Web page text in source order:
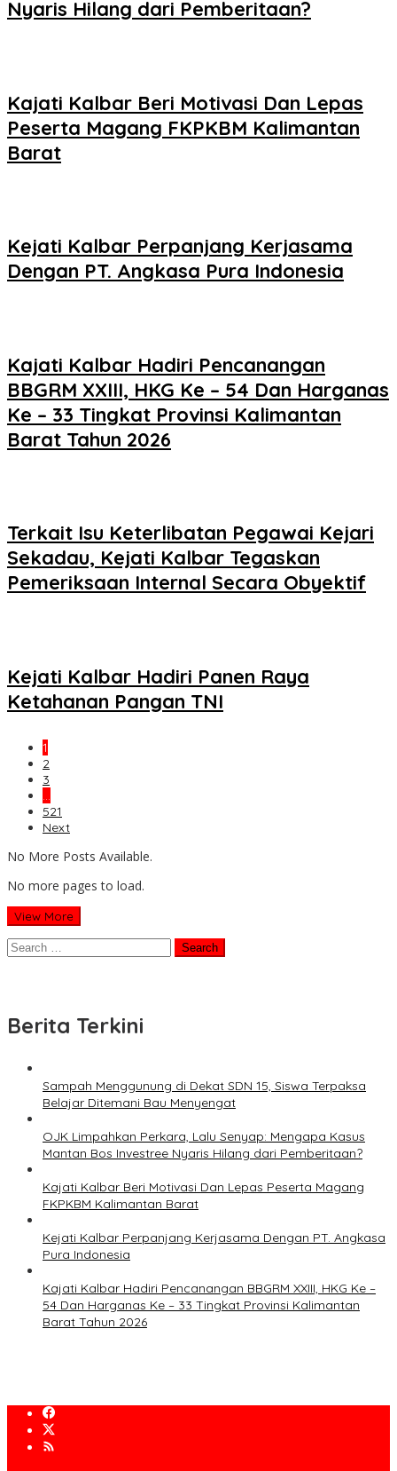
Nyaris Hilang dari Pemberitaan?
Kajati Kalbar Beri Motivasi Dan Lepas
Peserta Magang FKPKBM Kalimantan
Barat
Kejati Kalbar Perpanjang Kerjasama
Dengan PT. Angkasa Pura Indonesia
Kajati Kalbar Hadiri Pencanangan
BBGRM XXIII, HKG Ke – 54 Dan Harganas
Ke – 33 Tingkat Provinsi Kalimantan
Barat Tahun 2026
Terkait Isu Keterlibatan Pegawai Kejari
Sekadau, Kejati Kalbar Tegaskan
Pemeriksaan Internal Secara Obyektif
Kejati Kalbar Hadiri Panen Raya
Ketahanan Pangan TNI
1
2
3
…
521
Next
No More Posts Available.
No more pages to load.
View More
Search
for:
Berita Terkini
Sampah Menggunung di Dekat SDN 15, Siswa Terpaksa
Belajar Ditemani Bau Menyengat
OJK Limpahkan Perkara, Lalu Senyap: Mengapa Kasus
Mantan Bos Investree Nyaris Hilang dari Pemberitaan?
Kajati Kalbar Beri Motivasi Dan Lepas Peserta Magang
FKPKBM Kalimantan Barat
Kejati Kalbar Perpanjang Kerjasama Dengan PT. Angkasa
Pura Indonesia
Kajati Kalbar Hadiri Pencanangan BBGRM XXIII, HKG Ke –
54 Dan Harganas Ke – 33 Tingkat Provinsi Kalimantan
Barat Tahun 2026